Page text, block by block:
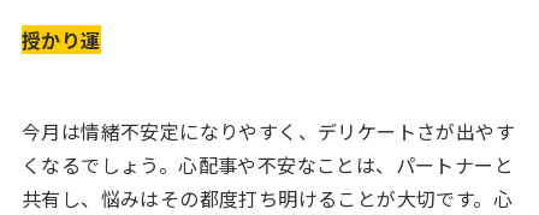
授かり運
今月は情緒不安定になりやすく、デリケートさが出やす
くなるでしょう。心配事や不安なことは、パートナーと
共有し、悩みはその都度打ち明けることが大切です。心